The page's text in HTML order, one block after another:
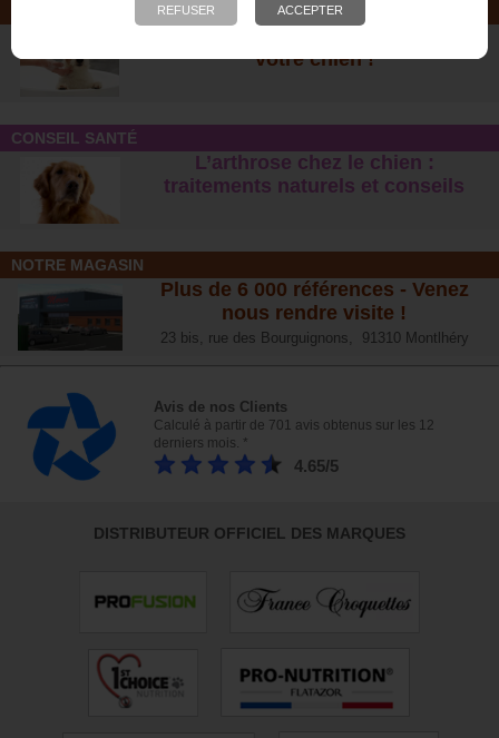
SOINS ET SHAMPOOING
votre chien !
CONSEIL SANTÉ
L’arthrose chez le chien :
traitements naturels et conseil s
NOTRE MAGASIN
Plus de 6 000 références - Venez
nous rendre visite !
23 bis, rue des Bourguignons, 91310 Montlhéry
Avis de nos Clients
Calculé à partir de 701 avis obtenus sur les 12
derniers mois. *
4.65/5
DISTRIBUTEUR OFFICIEL DES MARQUES